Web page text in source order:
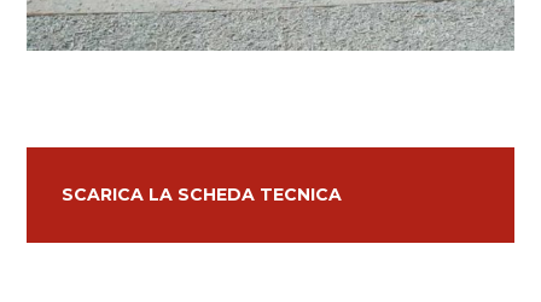
SCARICA LA SCHEDA TECNICA